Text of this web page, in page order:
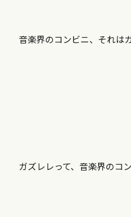
音楽界のコンビニ、それは
ガズレレって、音楽界のコン